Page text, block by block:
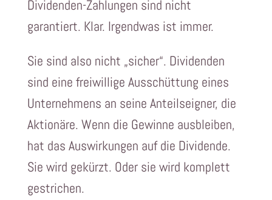
Dividenden-Zahlungen sind nicht
garantiert. Klar. Irgendwas ist immer.
Sie sind also nicht „sicher“. Dividenden
sind eine freiwillige Ausschüttung eines
Unternehmens an seine Anteilseigner, die
Aktionäre. Wenn die Gewinne ausbleiben,
hat das Auswirkungen auf die Dividende.
Sie wird gekürzt. Oder sie wird komplett
gestrichen.